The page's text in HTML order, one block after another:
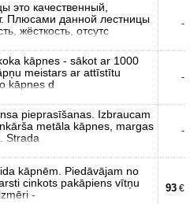
это качественный,
Плюсами данной лестницы
жёсткость, отсутс
-
kāpnes - sākot ar 1000
meistars ar attīstītu
kāpnes d
-
pieprasīšanas. Izbraucam
metāla kāpnes, margas
Strada
-
kāpnēm. Piedāvājam no
cinkots pakāpiens vītņu
-
93 €